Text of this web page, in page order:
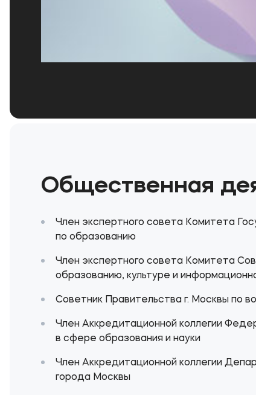
Общественная
Член экспертного совета Комитета
по образованию
Член экспертного совета Комитета
образованию, культуре и
Советник Правительства г. Москвы по
Член Аккредитационной коллегии
в сфере образования и науки
Член Аккредитационной коллегии
города Москвы